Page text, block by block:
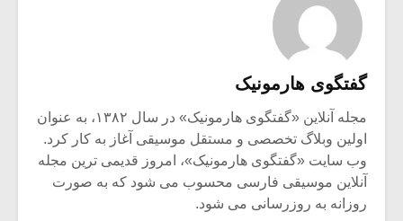
گفتگوی هارمونیک
مجله آنلاین «گفتگوی هارمونیک» در سال ۱۳۸۲، به عنوان
اولین وبلاگ تخصصی و مستقل موسیقی آغاز به کار کرد.
وب سایت «گفتگوی هارمونیک»، امروز قدیمی ترین مجله
آنلاین موسیقی فارسی محسوب می شود که به صورت
روزانه به روزرسانی می شود.